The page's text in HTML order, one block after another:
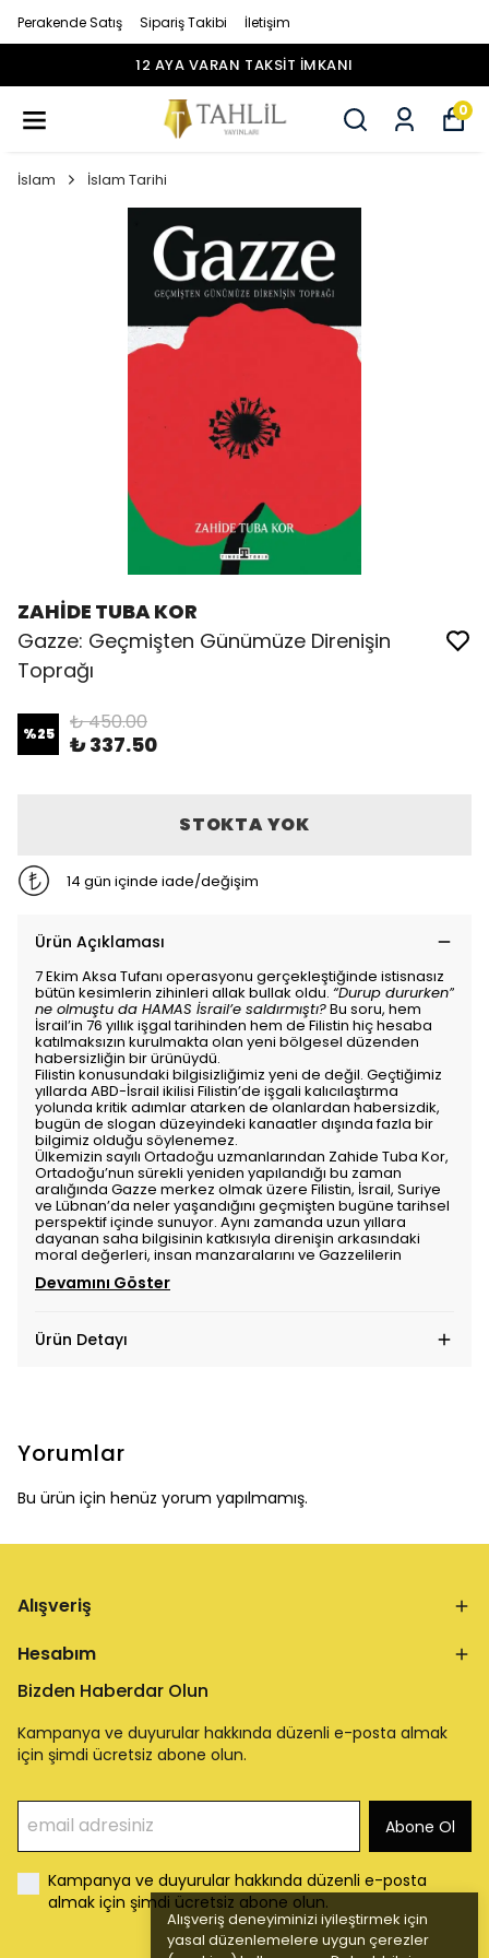
Perakende Satış Sipariş Takibi İletişim
12 AYA VARAN TAKSİT İMKANI
0
Alışveriş deneyiminizi iyileştirmek için
yasal düzenlemelere uygun çerezler
İslam İslam Tarihi
ZAHİDE TUBA KOR
Gazze: Geçmişten Günümüze Direnişin
Toprağı
%25 ₺ 450.00
₺ 337.50
STOKTA YOK
14 gün içinde iade/değişim
Ürün Açıklaması
7 Ekim Aksa Tufanı operasyonu gerçekleştiğinde istisnasız
bütün kesimlerin zihinleri allak bullak oldu. “Durup dururken”
ne olmuştu da HAMAS İsrail’e saldırmıştı?Bu soru, hem
İsrail’in 76 yıllık işgal tarihinden hem de Filistin hiç hesaba
katılmaksızın kurulmakta olan yeni bölgesel düzenden
habersizliğin bir ürünüydü.
Filistin konusundaki bilgisizliğimiz yeni de değil. Geçtiğimiz
yıllarda ABD-İsrail ikilisi Filistin’de işgali kalıcılaştırma
yolunda kritik adımlar atarken de olanlardan habersizdik,
bugün de slogan düzeyindeki kanaatler dışında fazla bir
bilgimiz olduğu söylenemez.
Ülkemizin sayılı Ortadoğu uzmanlarından Zahide Tuba Kor,
Ortadoğu’nun sürekli yeniden yapılandığı bu zaman
aralığında Gazze merkez olmak üzere Filistin, İsrail, Suriye
ve Lübnan’da neler yaşandığını geçmişten bugüne tarihsel
perspektif içinde sunuyor. Aynı zamanda uzun yıllara
dayanan saha bilgisinin katkısıyla direnişin arkasındaki
moral değerleri, insan manzaralarını ve Gazzelilerin
Devamını Göster
Ürün Detayı
Yorumlar
Bu ürün için henüz yorum yapılmamış.
Alışveriş
Hesabım
Bizden Haberdar Olun
Kampanya ve duyurular hakkında düzenli e-posta almak
için şimdi ücretsiz abone olun.
Abone Ol
Kampanya ve duyurular hakkında düzenli e-posta
almak için şimdi ücretsiz abone olun.